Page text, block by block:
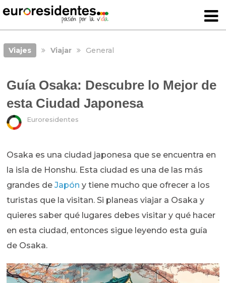
Viajes Viajar General
Guía Osaka: Descubre lo Mejor de
esta Ciudad Japonesa
Euroresidentes
Osaka es una ciudad japonesa que se encuentra en
la isla de Honshu. Esta ciudad es una de las más
grandes deJapón y tiene mucho que ofrecer a los
turistas que la visitan. Si planeas viajar a Osaka y
quieres saber qué lugares debes visitar y qué hacer
en esta ciudad, entonces sigue leyendo esta guía
de Osaka.